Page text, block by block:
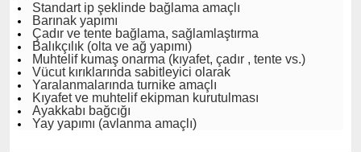
Standart ip şeklinde bağlama amaçlı
Barınak yapımı
Çadır ve tente bağlama, sağlamlaştırma
Balıkçılık (olta ve ağ yapımı)
Muhtelif kumaş onarma (kıyafet, çadır , tente vs.)
Vücut kırıklarında sabitleyici olarak
Yaralanmalarında turnike amaçlı
Kıyafet ve muhtelif ekipman kurutulması
Ayakkabı bağcığı
Yay yapımı (avlanma amaçlı)